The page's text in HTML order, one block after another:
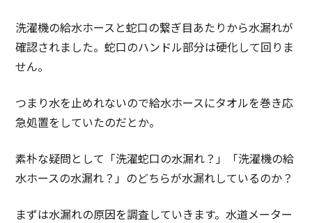
洗濯機の給水ホースと蛇口の繋ぎ目あたりから水漏れが
確認されました。蛇口のハンドル部分は硬化して回りま
せん。
つまり水を止めれないので給水ホースにタオルを巻き応
急処置をしていたのだとか。
素朴な疑問として「洗濯蛇口の水漏れ？」「洗濯機の給
水ホースの水漏れ？」のどちらが水漏れしているのか？
まずは水漏れの原因を調査していきます。水道メーター